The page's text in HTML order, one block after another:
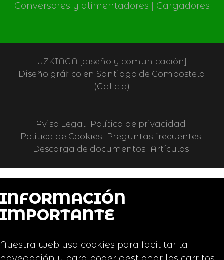
Conversores y alimentadores
Cargadores
UZKIAGA [diseño y comunicación]
Diseño gráfico en Santiago de Compostela
(Galicia)
Aviso Legal
Política de privacidad
Política de Cookies Preguntas frecuentes
Descarga de documentos
Artículos
INFORMACIÓN
IMPORTANTE
Nuestra web usa cookies para facilitar la